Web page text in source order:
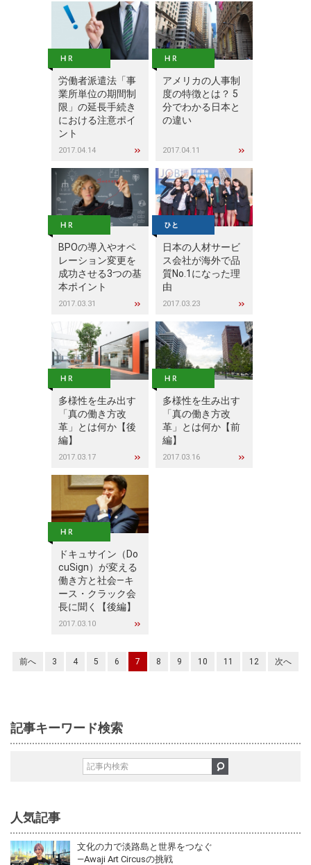
労働者派遣法「事
業所単位の期間制
限」の延長手続き
における注意ポイ
ント
2017.04.14
アメリカの人事制
度の特徴とは？ 5
分でわかる日本と
の違い
2017.04.11
BPOの導入やオペ
レーション変更を
成功させる3つの基
本ポイント
2017.03.31
日本の人材サービ
ス会社が海外で品
質No.1になった理
由
2017.03.23
多様性を生み出す
「真の働き方改
革」とは何か【後
編】
2017.03.17
多様性を生み出す
「真の働き方改
革」とは何か【前
編】
2017.03.16
ドキュサイン（Do
cuSign）が変える
働き方と社会―キ
ース・クラック会
長に聞く【後編】
2017.03.10
前へ 3 4 5 6 7 8 9 10 11 12 次へ
記事キーワード検索
人気記事
文化の力で淡路島と世界をつなぐ
—Awaji Art Circusの挑戦